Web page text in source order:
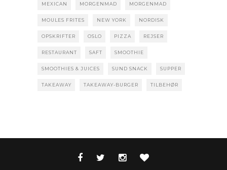
MEXICAN MORGENMAD MORGENMAD
MOULES FRITES NEW YORK NORDISK
OPSKRIFTER OSLO PIZZA REJSER
RESTAURANT SAFT SMOOTHIE
SMOOTHIES & JUICES SUND SNACK SUPPER
TAKEAWAY TAKEAWAY-BURGER TILBEHØR